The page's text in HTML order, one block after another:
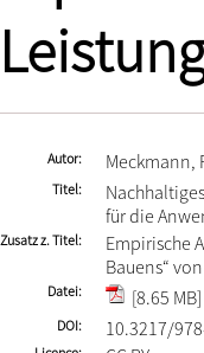
Autor Meckmann,
Titel
für die
Zusatz z. Titel
Empirische
Bauens“
Datei [8.65 MB]
DOI 10.3217/